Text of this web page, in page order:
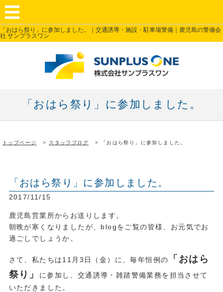
「おはら祭り」に参加しました。｜交通誘導・施設・駐車場警備｜鹿児島の警備会
社 サンプラスワン
「おはら祭り」に参加しました。
トップページ スタッフブログ 「おはら祭り」に参加しました。
「おはら祭り」に参加しました。
2017/11/15
鹿児島営業所からお送りします。
朝晩が寒くなりましたが、blogをご覧の皆様、お元気でお
過ごしでしょうか。
さて、私たちは11月3日（金）に、毎年恒例の
「おはら
祭り」
に参加し、交通誘導・雑踏警備業務を担当させて
いただきました。